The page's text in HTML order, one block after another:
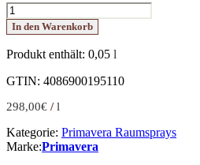
In
Balance
Raumspray
bio
ml
In den Warenkorb
Produkt enthält: 0,05 l
GTIN: 4086900195110
298,00€ /l
Kategorie: Primavera Raumsprays
Marke:Primavera